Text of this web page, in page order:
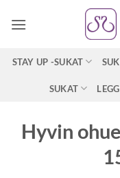
STAY UP -SUKAT
SUKAT
Hyvin